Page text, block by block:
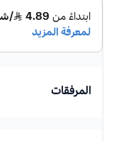
هذا المحلول يستخدم
المرفقات